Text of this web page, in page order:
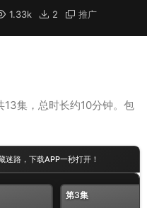
1.33k 2 推广
集，总时长约10分钟。包
路，下载APP一秒打开！
第3集